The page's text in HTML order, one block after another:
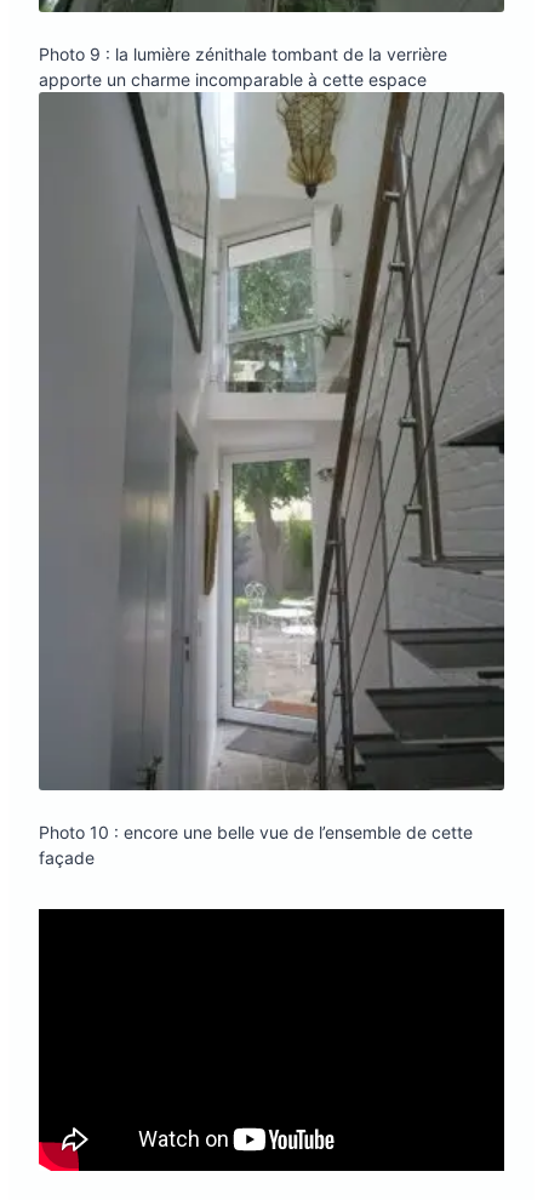
Photo 9 : la lumière zénithale tombant de la verrière
apporte un charme incomparable à cette espace
Photo 10 : encore une belle vue de l’ensemble de cette
façade